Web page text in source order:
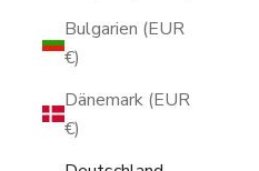
Bulgarien (EUR
€)
Dänemark (EUR
€)